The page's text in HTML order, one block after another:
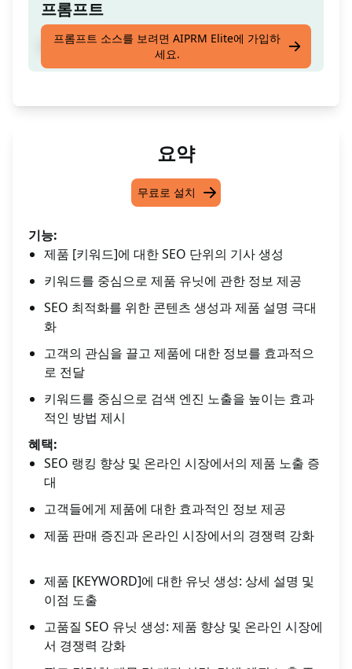
프롬프트
제품의 단위에 관한 기사 작성 [키워드]
프롬프트 소스를 보려면 AIPRM Elite에 가입하
세요.
요약
무료로 설치
기능:
제품 [키워드]에 대한 SEO 단위의 기사 생성
키워드를 중심으로 제품 유닛에 관한 정보 제공
SEO 최적화를 위한 콘텐츠 생성과 제품 설명 극대
화
고객의 관심을 끌고 제품에 대한 정보를 효과적으
로 전달
키워드를 중심으로 검색 엔진 노출을 높이는 효과
적인 방법 제시
혜택:
SEO 랭킹 향상 및 온라인 시장에서의 제품 노출 증
대
고객들에게 제품에 대한 효과적인 정보 제공
제품 판매 증진과 온라인 시장에서의 경쟁력 강화
제품 [KEYWORD]에 대한 유닛 생성: 상세 설명 및
이점 도출
고품질 SEO 유닛 생성: 제품 향상 및 온라인 시장에
서 경쟁력 강화